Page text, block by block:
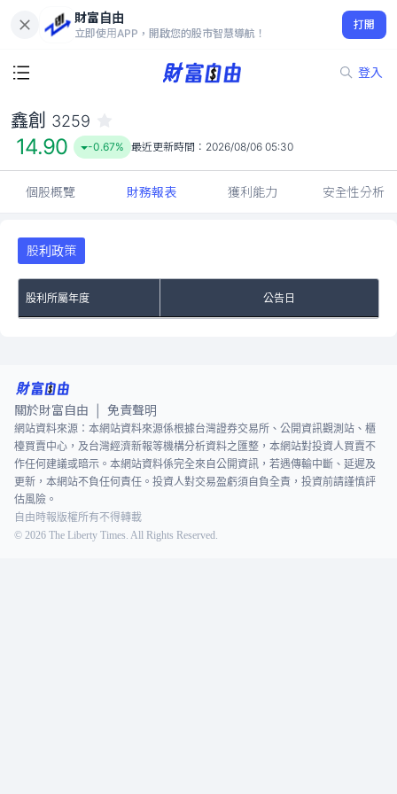
財富自由
立即使用APP，開啟您的股市智慧導航！
打開
登入
14.90
-0.67%
鑫創 3259
14.90 -0.67% 最近更新時間： 2026/08/06 05:30
個股概覽 財務報表 獲利能力 安全性分析
股利政策
股利所屬年度 公告日
關於財富自由 免責聲明
網站資料來源：本網站資料來源係根據台灣證券交易所、公開資訊觀測站、櫃
檯買賣中心，及台灣經濟新報等機構分析資料之匯整，本網站對投資人買賣不
作任何建議或暗示。本網站資料係完全來自公開資訊，若遇傳輸中斷、延遲及
更新，本網站不負任何責任。投資人對交易盈虧須自負全責，投資前請謹慎評
估風險。
自由時報版權所有不得轉載
© 2026 The Liberty Times. All Rights Reserved.